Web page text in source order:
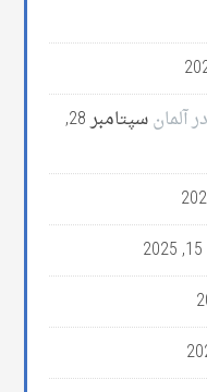
سپتامبر 28,